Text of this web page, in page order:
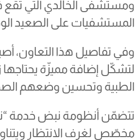
ومستشفى الخالدي التي تقع
المستشفيات على الصعيد
وفي تفاصيل هذا التعاون،
لتشكّل إضافة مميزّة
الطبية وتحسين وضعهم
مخصّص لغرف الانتظار